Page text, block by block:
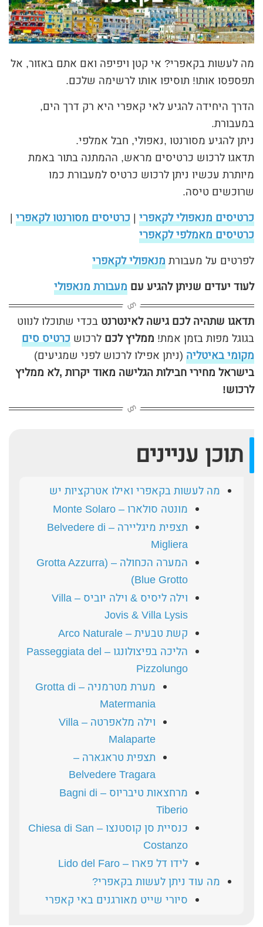
ו
ש
מה לעשות בקאפרי? אי קטן ויפיפה ואם אתם באזור, אל
תפספסו אותו! תוסיפו אותו לרשימה שלכם.
הדרך היחידה להגיע לאי קאפרי היא רק דרך הים,
במעבורת.
ניתן להגיע מסורנטו ,נאפולי, חבל אמלפי.
תדאגו לרכוש כרטיסים מראש, ההמתנה בתור באמת
מיותרת עכשיו ניתן לרכוש כרטיס למעבורת כמו
שרוכשים טיסה.
כרטיסים מנאפולי לקאפרי | כרטיסים מסורנטו לקאפרי |
כרטיסים מאמלפי לקאפרי
לפרטים על מעבורתמנאפולי לקאפרי
לעוד יעדים שניתן להגיע עם מעבורת מנאפולי
תדאגו שתהיה לכם גישה לאינטרנט בכדי שתוכלו לנווט
בגוגל מפות בזמן אמת! ממליץ לכם לרכוש כרטיס סים
מקומי באיטליה (ניתן אפילו לרכוש לפני שמגיעים)
בישראל מחירי חבילות הגלישה מאוד יקרות ,לא ממליץ
לרכוש!
תוכן עניינים
מה לעשות בקאפרי ואילו אטרקציות יש
מונטה סולארו – Monte Solaro
תצפית מיגליירה – Belvedere di
Migliera
המערה הכחולה – (Grotta Azzurra
(Blue Grotto
וילה ליסיס & וילה יוביס – Villa
Jovis & Villa Lysis
קשת טבעית – Arco Naturale
הליכה בפיצולונגו – Passeggiata del
Pizzolungo
מערת מטרמניה – Grotta di
Matermania
וילה מלאפרטה – Villa
Malaparte
תצפית טראגארה –
Belvedere Tragara
מרחצאות טיבריוס – Bagni di
Tiberio
כנסיית סן קוסטנצו – Chiesa di San
Costanzo
לידו דל פארו – Lido del Faro
מה עוד ניתן לעשות בקאפרי?
סיורי שייט מאורגנים באי קאפרי